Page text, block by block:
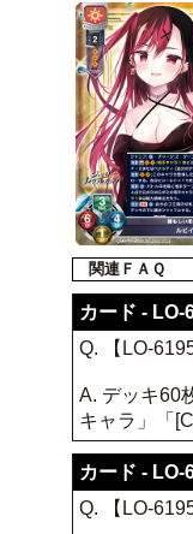
関連ＦＡＱ
カード - LO-
Q. 【LO-
A. デッキ60
キャラ」「
カード - LO-
Q. 【LO-